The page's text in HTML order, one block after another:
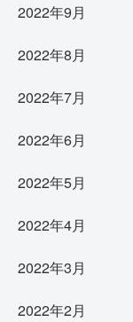
2022年9月
2022年8月
2022年7月
2022年6月
2022年5月
2022年4月
2022年3月
2022年2月